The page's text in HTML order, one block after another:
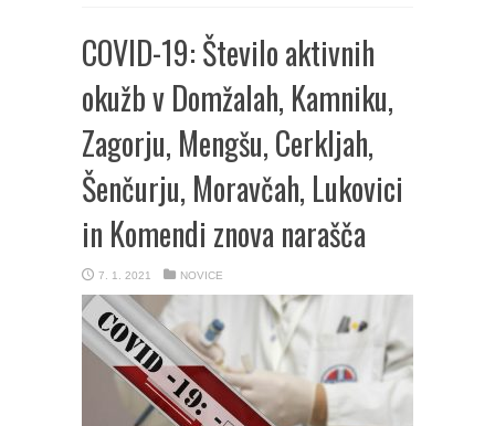
COVID-19: Število aktivnih
okužb v Domžalah, Kamniku,
Zagorju, Mengšu, Cerkljah,
Šenčurju, Moravčah, Lukovici
in Komendi znova narašča
7. 1. 2021 NOVICE